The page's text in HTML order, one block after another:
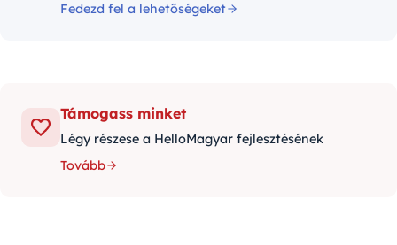
Fedezd fel a lehetőségeket
Támogass minket
Légy részese a HelloMagyar fejlesztésének
Tovább